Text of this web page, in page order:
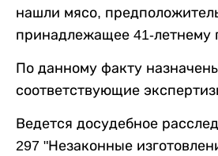
нашли мясо,
принадлежащее 41-летнему
По данному факту
соответствующие
Ведется досудебное
297 "Незаконные